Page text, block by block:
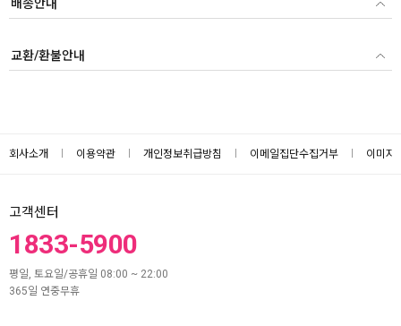
배송안내
교환/환불안내
회사소개 이용약관 개인정보취급방침 이메일집단수집거부 이미지
고객센터
1833-5900
평일, 토요일/공휴일 08:00 ~ 22:00
365일 연중무휴